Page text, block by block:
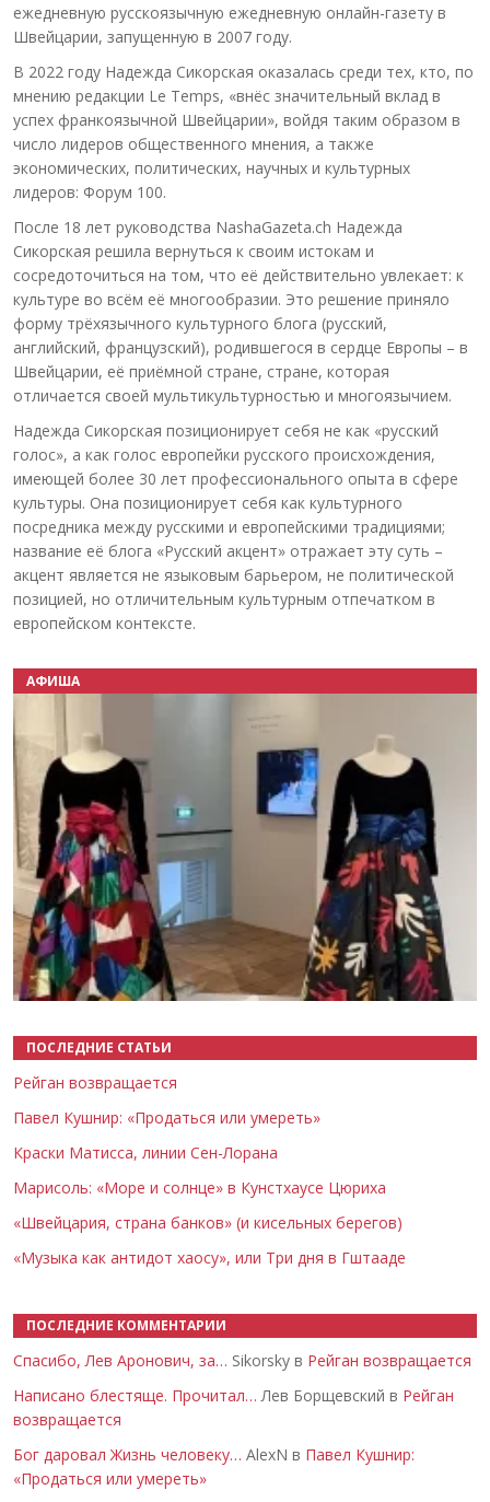
ежедневную русскоязычную ежедневную онлайн-газету в
Швейцарии, запущенную в 2007 году.
В 2022 году Надежда Сикорская оказалась среди тех, кто, по
мнению редакции Le Temps, «внёс значительный вклад в
успех франкоязычной Швейцарии», войдя таким образом в
число лидеров общественного мнения, а также
экономических, политических, научных и культурных
лидеров: Форум 100.
После 18 лет руководства NashaGazeta.ch Надежда
Сикорская решила вернуться к своим истокам и
сосредоточиться на том, что её действительно увлекает: к
культуре во всём её многообразии. Это решение приняло
форму трёхязычного культурного блога (русский,
английский, французский), родившегося в сердце Европы – в
Швейцарии, её приёмной стране, стране, которая
отличается своей мультикультурностью и многоязычием.
Надежда Сикорская позиционирует себя не как «русский
голос», а как голос европейки русского происхождения,
имеющей более 30 лет профессионального опыта в сфере
культуры. Она позиционирует себя как культурного
посредника между русскими и европейскими традициями;
название её блога «Русский акцент» отражает эту суть –
акцент является не языковым барьером, не политической
позицией, но отличительным культурным отпечатком в
европейском контексте.
АФИША
ПОСЛЕДНИЕ СТАТЬИ
Рейган возвращается
Павел Кушнир: «Продаться или умереть»
Краски Матисса, линии Сен-Лорана
Марисоль: «Море и солнце» в Кунстхаусе Цюриха
«Швейцария, страна банков» (и кисельных берегов)
«Музыка как антидот хаосу», или Три дня в Гштааде
ПОСЛЕДНИЕ КОММЕНТАРИИ
Спасибо, Лев Аронович, за… Sikorsky в Рейган возвращается
Написано блестяще. Прочитал… Лев Борщевский в Рейган
возвращается
Бог даровал Жизнь человеку… AlexN в Павел Кушнир:
«Продаться или умереть»